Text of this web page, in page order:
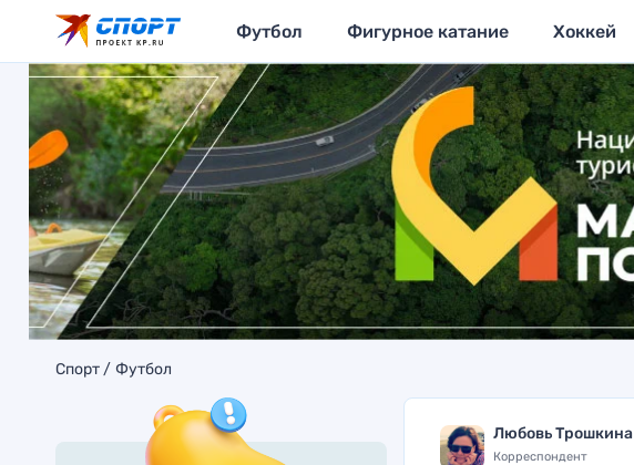
Футбол Фигурное катание Хоккей
Спорт Футбол
Любовь Трошкина
Корреспондент